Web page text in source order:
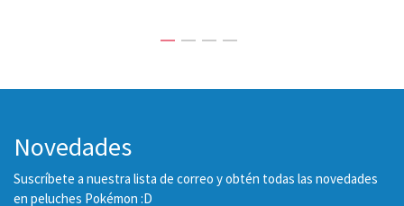
Novedades
Suscríbete a nuestra lista de correo y obtén todas las novedades
en peluches Pokémon :D